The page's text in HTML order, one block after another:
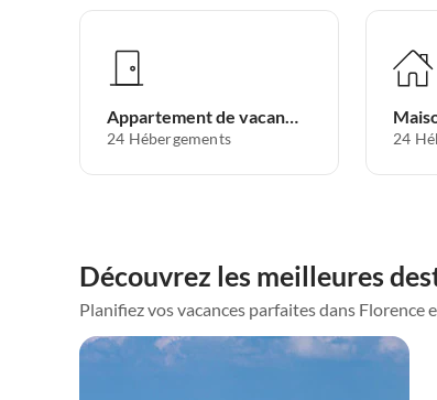
Appartement de vacances
24 Hébergements 24
Découvrez les meilleures
Planifiez vos vacances parfaites dans Florence